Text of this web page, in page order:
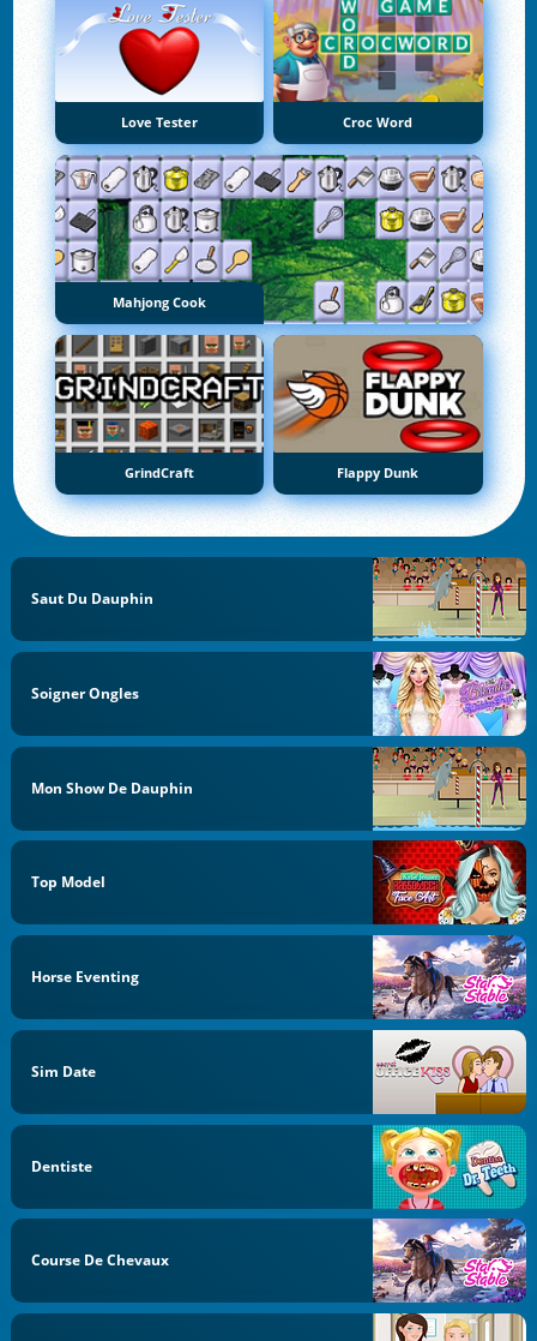
Love Tester Croc Word
Mahjong Cook
GrindCraft Flappy Dunk
Saut Du Dauphin
Soigner Ongles
Mon Show De Dauphin
Top Model
Horse Eventing
Sim Date
Dentiste
Course De Chevaux